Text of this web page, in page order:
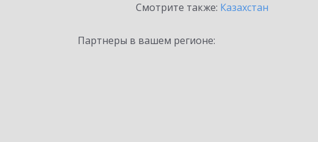
Смотрите также: Казахстан
Партнеры в вашем регионе: